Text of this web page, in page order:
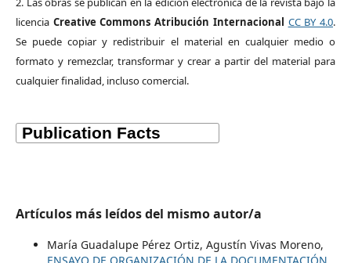
licencia Creative Commons Atribución Internacional CC BY 4.0.
Se puede copiar y redistribuir el material en cualquier medio o
formato y remezclar, transformar y crear a partir del material para
cualquier finalidad, incluso comercial.
Artículos más leídos del mismo autor/a
María Guadalupe Pérez Ortiz, Agustín Vivas Moreno,
ENSAYO DE ORGANIZACIÓN DE LA DOCUMENTACIÓN